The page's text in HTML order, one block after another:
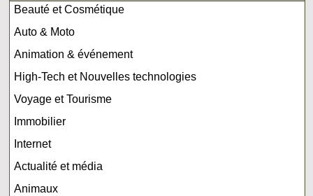
Beauté et Cosmétique
Auto & Moto
Animation & événement
High-Tech et Nouvelles technologies
Voyage et Tourisme
Immobilier
Internet
Actualité et média
Animaux